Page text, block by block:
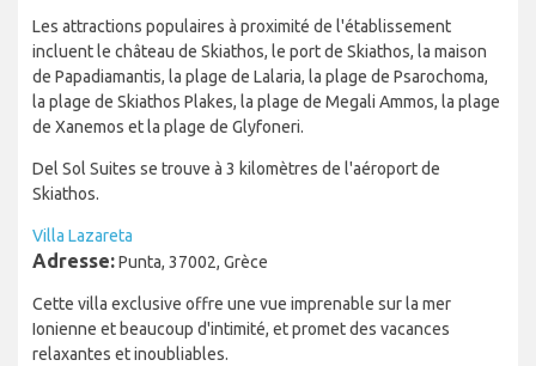
Les attractions populaires à proximité de l'établissement
incluent le château de Skiathos, le port de Skiathos, la maison
de Papadiamantis, la plage de Lalaria, la plage de Psarochoma,
la plage de Skiathos Plakes, la plage de Megali Ammos, la plage
de Xanemos et la plage de Glyfoneri.
Del Sol Suites se trouve à 3 kilomètres de l'aéroport de
Skiathos.
Villa Lazareta
Adresse:Punta, 37002, Grèce
Cette villa exclusive offre une vue imprenable sur la mer
Ionienne et beaucoup d'intimité, et promet des vacances
relaxantes et inoubliables.